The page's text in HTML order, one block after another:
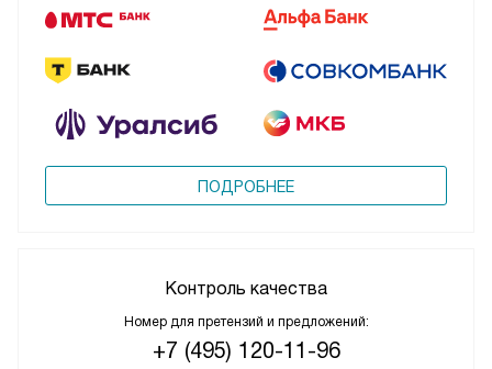
ПОДРОБНЕЕ
Контроль качества
Номер для претензий и предложений:
+7 (495) 120-11-96